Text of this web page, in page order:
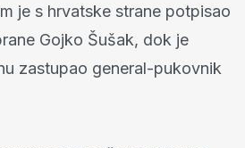
je s hrvatske strane potpisao
Gojko Šušak, dok je
zastupao general-pukovnik